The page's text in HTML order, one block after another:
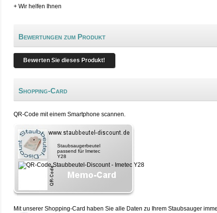
+ Wir helfen Ihnen
Bewertungen zum Produkt
Bewerten Sie dieses Produkt!
Shopping-Card
QR-Code mit einem Smartphone scannen.
Staubsaugerbeutel
passend für Imetec
Y28
Mit unserer Shopping-Card haben Sie alle Daten zu Ihrem Staubsauger